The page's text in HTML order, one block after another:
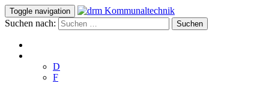
Toggle navigation
Suchen nach:
D
F